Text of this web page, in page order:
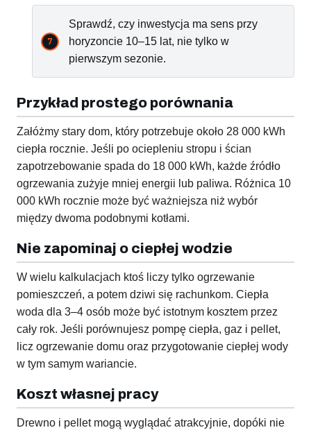
Sprawdź, czy inwestycja ma sens przy
horyzoncie 10–15 lat, nie tylko w
pierwszym sezonie.
Przykład prostego porównania
Załóżmy stary dom, który potrzebuje około 28 000 kWh
ciepła rocznie. Jeśli po ociepleniu stropu i ścian
zapotrzebowanie spada do 18 000 kWh, każde źródło
ogrzewania zużyje mniej energii lub paliwa. Różnica 10
000 kWh rocznie może być ważniejsza niż wybór
między dwoma podobnymi kotłami.
Nie zapominaj o ciepłej wodzie
W wielu kalkulacjach ktoś liczy tylko ogrzewanie
pomieszczeń, a potem dziwi się rachunkom. Ciepła
woda dla 3–4 osób może być istotnym kosztem przez
cały rok. Jeśli porównujesz pompę ciepła, gaz i pellet,
licz ogrzewanie domu oraz przygotowanie ciepłej wody
w tym samym wariancie.
Koszt własnej pracy
Drewno i pellet mogą wyglądać atrakcyjnie, dopóki nie